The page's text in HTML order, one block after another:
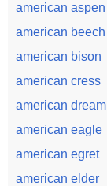
american aspen
american beech
american bison
american cress
american dream
american eagle
american egret
american elder